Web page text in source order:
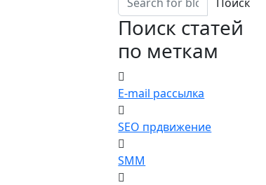
Поиск статей
по меткам
E-mail рассылка
SEO прдвижение
SMM